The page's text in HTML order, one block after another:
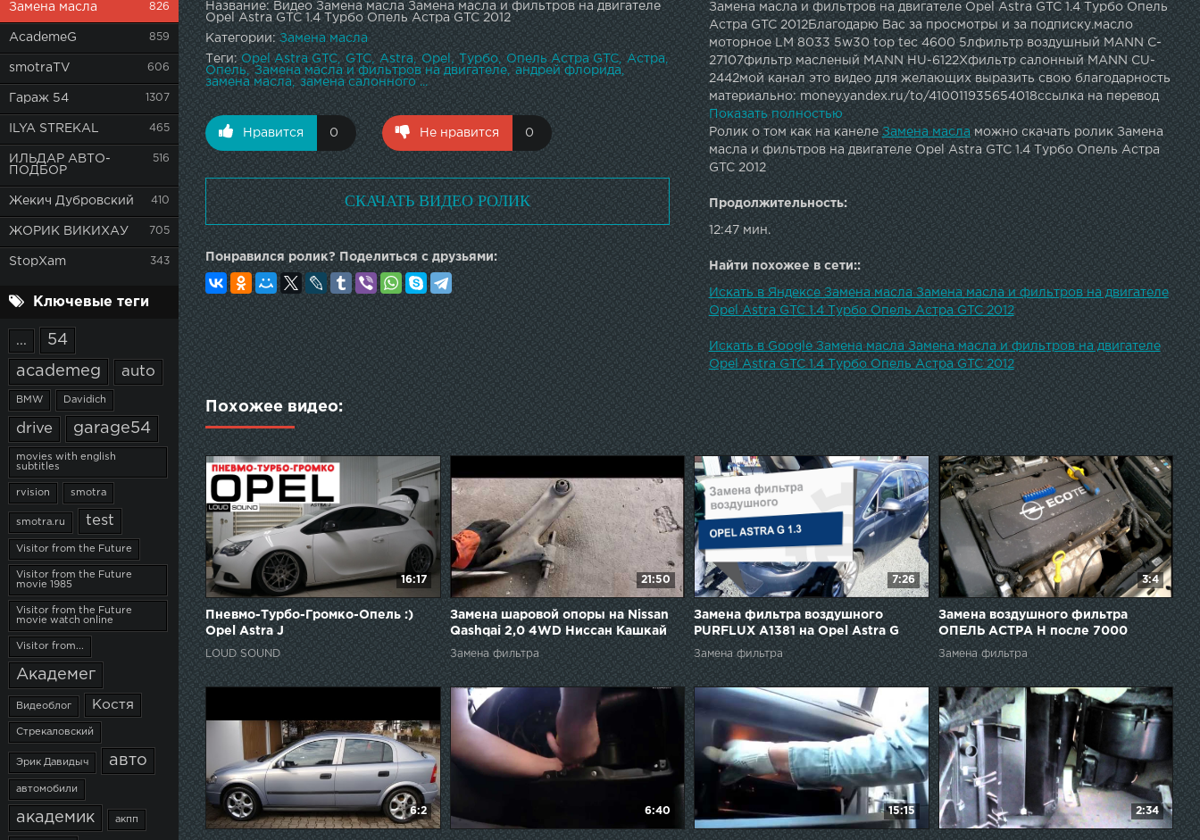
Замена масла 826
AcademeG 859
smotraTV 606
Гараж 54 1307
ILYA STREKAL 465
ИЛЬДАР АВТО-
ПОДБОР
516
Жекич Дубровский 410
ЖОРИК ВИКИХАУ 705
StopXam 343
Ключевые теги
... 54
academeg auto
BMW Davidich
drive garage54
movies with english
subtitles
rvision smotra
smotra.ru test
Visitor from the Future
Visitor from the Future
movie 1985
Visitor from the Future
movie watch online
Visitor from...
Академег
Видеоблог Костя
Стрекаловский
Эрик Давидыч авто
автомобили
академик акпп
Замена масла и фильтров на двигателе Opel Astra GTC 1.4 Турбо Опель
Астра GTC 2012Благодарю Вас за просмотры и за подписку.масло
моторное LM 8033 5w30 top tec 4600 5лфильтр воздушный MANN C-
27107фильтр масленый MANN HU-6122Xфильтр салонный MANN CU-
2442мой канал это видео для желающих выразить свою благодарность
материально: money.yandex.ru/to/410011935654018ссылка на перевод
субтитров/видеороликов
Показать полностью
Ролик о том как на канелеЗамена масла можно скачать ролик Замена
масла и фильтров на двигателе Opel Astra GTC 1.4 Турбо Опель Астра
GTC 2012
Продолжительность:
12:47 мин.
Найти похожее в сети::
Искать в Яндексе Замена масла Замена масла и фильтров на двигателе
Opel Astra GTC 1.4 Турбо Опель Астра GTC 2012
Искать в Google Замена масла Замена масла и фильтров на двигателе
Opel Astra GTC 1.4 Турбо Опель Астра GTC 2012
Название: Видео Замена масла Замена масла и фильтров на двигателе
Opel Astra GTC 1.4 Турбо Опель Астра GTC 2012
Категории: Замена масла
Теги: Opel Astra GTC GTC Astra Opel Турбо Опель Астра GTC
Астра
Опель
Замена масла и фильтров на двигателе
андрей флорида
замена масла
замена салонного ...
Нравится 0 Не нравится 0
СКАЧАТЬ ВИДЕО РОЛИК
Понравился ролик? Поделиться с друзьями:
Похожее видео:
16:17
Пневмо-Турбо-Громко-Опель :)
Opel Astra J
LOUD SOUND
21:50
Замена шаровой опоры на Nissan
Qashqai 2,0 4WD Ниссан Кашкай
2008 года
Замена фильтра
7:26
Замена фильтра воздушного
PURFLUX A1381 на Opel Astra G
Замена фильтра
3:4
Замена воздушного фильтра
ОПЕЛЬ АСТРА Н после 7000
километров / air filter OPEL ASTRA
H
Замена фильтра
6:2 6:40 15:15 2:34